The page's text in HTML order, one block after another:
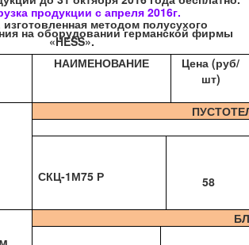
продукции с апреля 2016г.
методом полусухого
на оборудовании германской фирмы
«HESS».
НАИМЕНОВАНИЕ
Цена (руб/
шт)
СКЦ-1М75 Р 58